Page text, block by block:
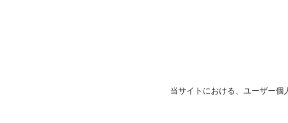
当サイトにおける、ユーザー個